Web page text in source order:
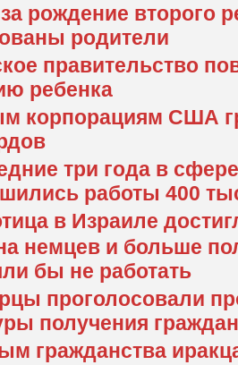
рождение второго
родители
правительство
ребенка
корпорациям США
три года в
работы 400
в Израиле
немцев и больше
бы не работать
проголосовали
получения
гражданства